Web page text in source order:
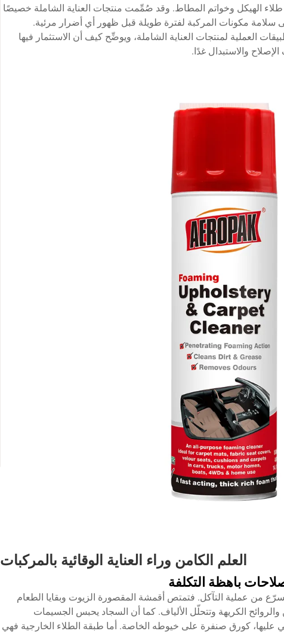
طلاء الهيكل وخواتم المطاط. وقد صُمِّمت منتجات العناية الشاملة خصيصًا
سلامة مكونات المركبة لفترة طويلة قبل ظهور أي أضرار مرئية.
العملية لمنتجات العناية الشاملة، ويوضِّح كيف أن الاستثمار فيها
والاستبدال غدًا.
العلم الكامن وراء العناية الوقائية بالمركبات
باهظة التكلفة
من عملية التآكل. فتمتص أقمشة المقصورة الزيوت وبقايا الطعام
الكريهة وتتحلّل الألياف. كما أن السجاد يحبس الجسيمات
عليها، كورق صنفرة على خيوطه الخاصة. أما طبقة الطلاء الخارجية فهي